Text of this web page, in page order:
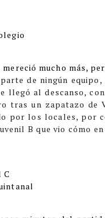
mucho más,
de ningún
llegó al descanso,
tras un zapatazo
por los locales, por
B que vio cómo
C